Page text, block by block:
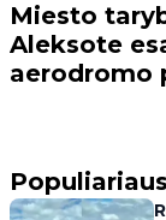
Miesto
Aleksote
aerodromo